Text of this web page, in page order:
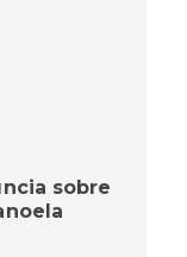
sobre